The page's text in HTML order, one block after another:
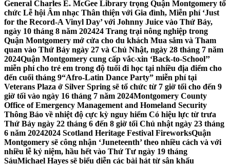
General Charles E. McGee Library trọng Quận Montgomery tổ
chức Lễ hội Âm nhạc Thân thiện với Gia đình, Miễn phí ‘Just
for the Record-A Vinyl Day’ với Johnny Juice vào Thứ Bảy,
ngày 10 tháng 8 năm 202424 Trang trại nông nghiệp trong
Quận Montgomery mở cửa cho du khách Mua sắm và Tham
quan vào Thứ Bảy ngày 27 và Chủ Nhật, ngày 28 tháng 7 năm
2024Quận Montgomery cung cấp vắc-xin ‘Back-to-School’’
miễn phí cho trẻ em trong độ tuổi đi học tại nhiều địa điểm cho
đến cuối tháng 9“Afro-Latin Dance Party” miễn phí tại
Veterans Plaza ở Silver Spring sẽ tổ chức từ 7 giờ tối cho đến 9
giờ tối vào ngày 16 tháng 7 năm 2024Montgomery County
Office of Emergency Management and Homeland Security
Thông Báo về nhiệt độ cực kỳ nguy hiểm Có hiệu lực từ trưa
Thứ Bảy ngày 22 tháng 6 đến 8 giờ tối Chủ nhật ngày 23 tháng
6 năm 20242024 Scotland Heritage Festival FireworksQuận
Montgomery sẽ công nhận ‘Juneteenth’ theo nhiều cách và với
nhiều lễ kỷ niệm, hầu hết vào Thứ Tư ngày 19 tháng
SáuMichael Hayes sẽ biểu diễn các bài hát từ sân khấu